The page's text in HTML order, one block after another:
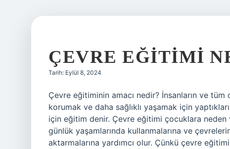
ÇEVRE EĞITIMI
Tarih: Eylül 8, 2024
Çevre eğitiminin amacı nedir? İnsanların ve tüm
korumak ve daha sağlıklı yaşamak için
için eğitim denir. Çevre eğitimi çocuklara
günlük yaşamlarında kullanmalarına ve
aktarmalarına yardımcı olur. Çünkü çevre